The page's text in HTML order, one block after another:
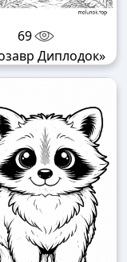
69
Диплодок»